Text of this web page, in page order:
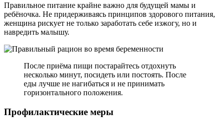
Правильное питание крайне важно для будущей мамы и
ребёночка. Не придерживаясь принципов здорового питания,
женщина рискует не только заработать себе изжогу, но и
навредить малышу.
После приёма пищи постарайтесь отдохнуть
несколько минут, посидеть или постоять. После
еды лучше не нагибаться и не принимать
горизонтального положения.
Профилактические меры